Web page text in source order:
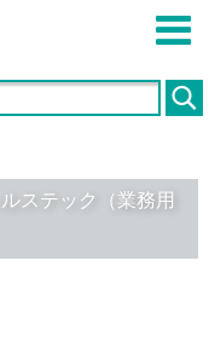
ステック（業務用